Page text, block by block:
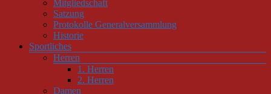
Mitgliedschaft
Satzung
Protokolle Generalversammlung
Historie
Sportliches
Herren
1. Herren
2. Herren
Damen